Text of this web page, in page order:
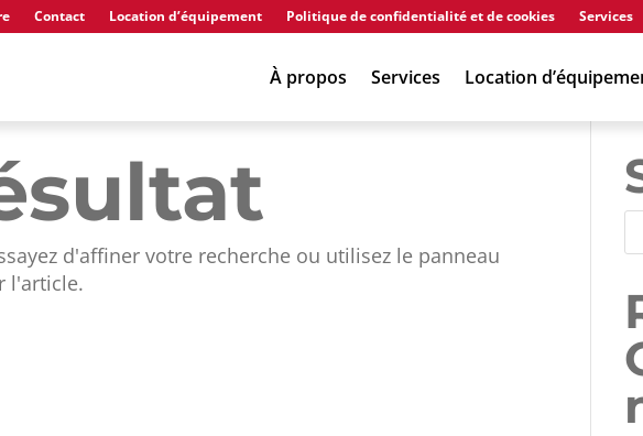
Contact Location d’équipement Politique de confidentialité et de cookies Services
À propos Services Location
d'affiner votre recherche ou utilisez le panneau
l'article.